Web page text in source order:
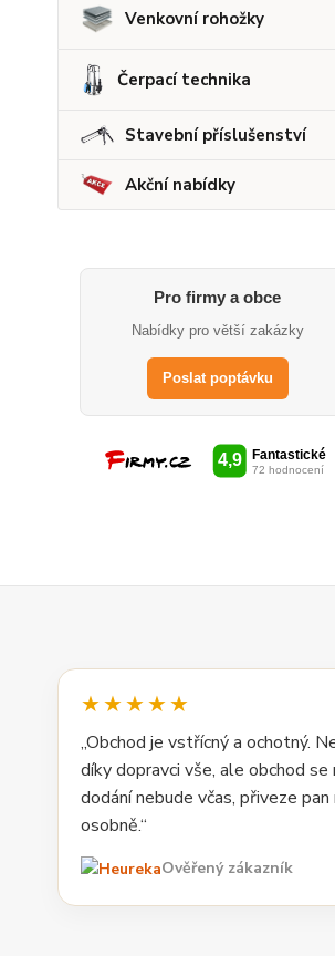
Venkovní rohožky
Čerpací technika
Stavební příslušenství
Akční nabídky
Pro firmy a obce
Nabídky pro větší zakázky
Poslat poptávku
★★★★★
„Obchod je vstřícný a ochotný.
díky dopravci vše, ale obchod se
dodání nebude včas, přiveze
osobně.“
Ověřený zákazník